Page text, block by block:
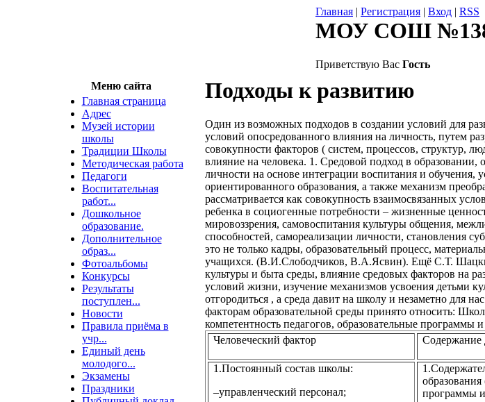
Главная | Регистрация | Вход | RSS
МОУ СОШ
Приветствую Вас Гость
Меню сайта
Главная страница
Адрес
Музей истории
школы
Традиции Школы
Методическая работа
Педагоги
Воспитательная
работ...
Дошкольное
образование.
Дополнительное
образ...
Фотоальбомы
Конкурсы
Результаты
поступлен...
Новости
Правила приёма в
учр...
Единый день
молодого...
Экзамены
Праздники
Подходы к развитию
Один из возможных подходов в создании условий для
условий опосредованного влияния на личность, путем
совокупности факторов ( систем, процессов, структур,
влияние на человека. 1. Средовой подход в образовании,
личности на основе интеграции воспитания и обучения,
ориентированного образования, а также механизм
рассматривается как совокупность взаимосвязанных
ребенка в социогенные потребности – жизненные
мировоззрения, самовоспитания культуры общения,
способностей, самореализации личности, становления
это не только кадры, образовательный процесс,
учащихся. (В.И.Слободчиков, В.А.Ясвин). Ещё С.Т.
культуры и быта среды, влияние средовых факторов на
условий жизни, изучение механизмов усвоения детьми
отгородиться , а среда давит на школу и незаметно для
факторам образовательной среды принято относить:
компетентность педагогов, образовательные программы
Человеческий фактор
Содержание
1.Постоянный состав школы:
–управленческий персонал;
программы